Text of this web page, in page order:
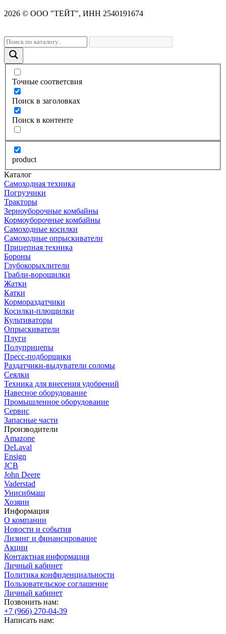
2026 © OOO "ТЕЙТ", ИНН 2540191674
Точные соответсвия
Поиск в заголовках
Поиск в контенте
product
Каталог
Самоходная техника
Погрузчики
Тракторы
Зерноуборочные комбайны
Кормоуборочные комбайны
Самоходные косилки
Самоходные опрыскиватели
Прицепная техника
Бороны
Глубокорыхлители
Грабли-ворошилки
Жатки
Катки
Кормораздатчики
Косилки-плющилки
Культиваторы
Опрыскиватели
Плуги
Полуприцепы
Пресс-подборщики
Раздатчики-выдуватели соломы
Сеялки
Техника для внесения удобрений
Навесное оборудование
Промышленное оборудование
Сервис
Запасные части
Производители
Amazone
DeLaval
Ensign
JCB
John Deere
Vaderstad
Унисибмаш
Хозяин
Информация
О компании
Новости и события
Лизинг и финансирование
Акции
Контактная информация
Личный кабинет
Политика конфиденциальности
Пользовательское соглашение
Личный кабинет
Позвонить нам:
+7 (966) 270-04-39
Написать нам: